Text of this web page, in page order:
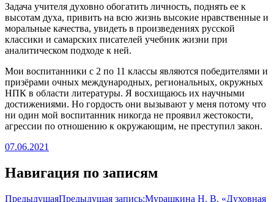
Задача учителя духовно обогатить личность, поднять ее к
высотам духа, привить на всю жизнь высокие нравственные и
моральные качества, увидеть в произведениях русской
классики и самарских писателей учебник жизни при
аналитическом подходе к ней.
Мои воспитанники с 2 по 11 классы являются победителями и
призёрами очных международных, региональных, окружных
НПК в области литературы. Я восхищаюсь их научными
достижениями. Но гордость они вызывают у меня потому что
ни один мой воспитанник никогда не проявил жестокости,
агрессии по отношению к окружающим, не преступил закон.
07.06.2021
Навигация по записям
ПредыдущаяПредыдущая запись:Мурашкина Н. В. «Духовная